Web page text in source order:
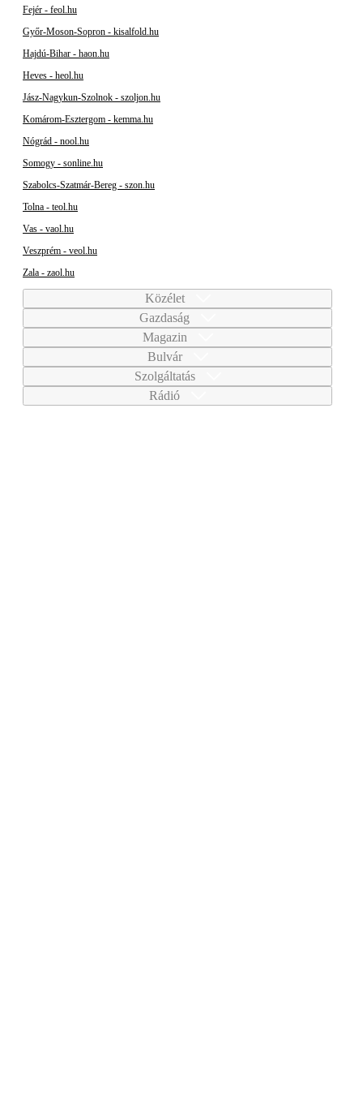
Fejér - feol.hu
Győr-Moson-Sopron - kisalfold.hu
Hajdú-Bihar - haon.hu
Heves - heol.hu
Jász-Nagykun-Szolnok - szoljon.hu
Komárom-Esztergom - kemma.hu
Nógrád - nool.hu
Somogy - sonline.hu
Szabolcs-Szatmár-Bereg - szon.hu
Tolna - teol.hu
Vas - vaol.hu
Veszprém - veol.hu
Zala - zaol.hu
Közélet
Gazdaság
Magazin
Bulvár
Szolgáltatás
Rádió